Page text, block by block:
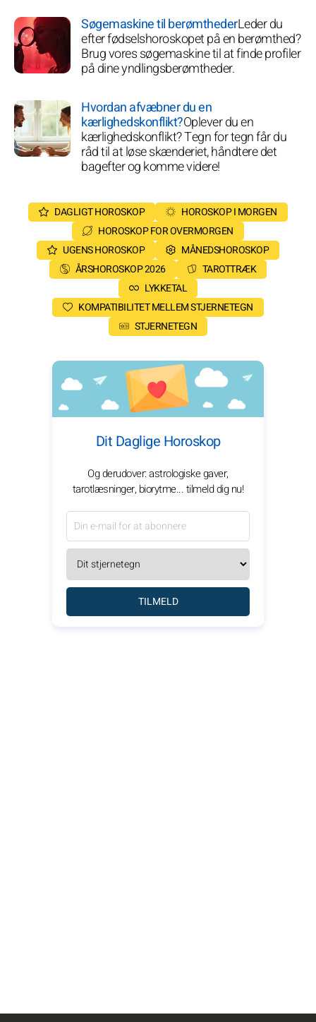
Søgemaskine til berømthederLeder du
efter fødselshoroskopet på en berømthed?
Brug vores søgemaskine til at finde profiler
på dine yndlingsberømtheder.
Hvordan afvæbner du en
kærlighedskonflikt?Oplever du en
kærlighedskonflikt? Tegn for tegn får du
råd til at løse skænderiet, håndtere det
bagefter og komme videre!
DAGLIGT HOROSKOP
HOROSKOP I MORGEN
HOROSKOP FOR OVERMORGEN
UGENS HOROSKOP
MÅNEDSHOROSKOP
ÅRSHOROSKOP 2026
TAROTTRÆK
LYKKETAL
KOMPATIBILITET MELLEM STJERNETEGN
STJERNETEGN
Dit Daglige Horoskop
Og derudover: astrologiske gaver,
tarotlæsninger, biorytme... tilmeld dig nu!
TILMELD